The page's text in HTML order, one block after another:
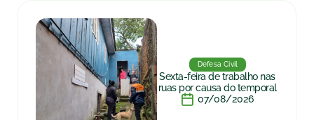
Defesa Civil
Sexta-feira de trabalho nas
ruas por causa do temporal
07/08/2026